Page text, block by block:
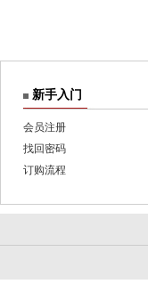
新手入门
会员注册
找回密码
订购流程